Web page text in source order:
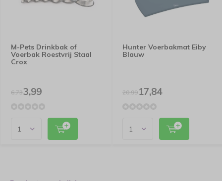
M-Pets Drinkbak of
Voerbak Roestvrij Staal
Crox
6,733,99
Hunter Voerbakmat Eiby
Blauw
20,9917,84